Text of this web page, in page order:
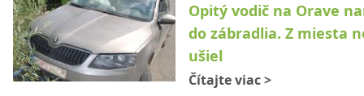
Opitý vodič na Orave
do zábradlia. Z miesta
ušiel
Čítajte viac>